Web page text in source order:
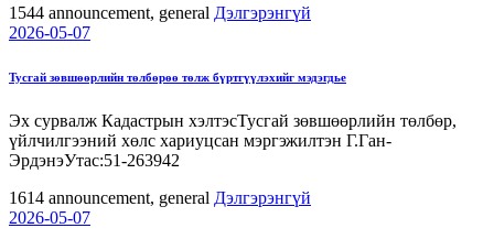
1544 announcement, general Дэлгэрэнгүй
2026-05-07
Тусгай зөвшөөрлийн төлбөрөө төлж бүртгүүлэхийг мэдэгдье
Эх сурвалж Кадастрын хэлтэсТусгай зөвшөөрлийн төлбөр,
үйлчилгээний хөлс хариуцсан мэргэжилтэн Г.Ган-
ЭрдэнэУтас:51-263942
1614 announcement, general Дэлгэрэнгүй
2026-05-07